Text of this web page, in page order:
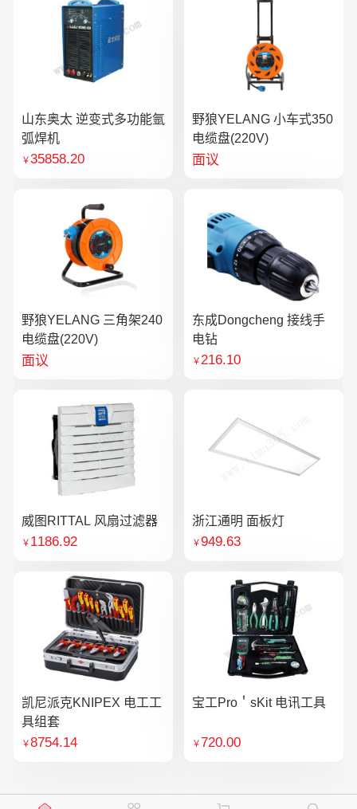
山东奥太 逆变式多功能氩
弧焊机
￥35858.20
野狼YELANG 小车式350
电缆盘(220V)
面议
野狼YELANG 三角架240
电缆盘(220V)
面议
东成Dongcheng 接线手
电钻
￥216.10
威图RITTAL 风扇过滤器
￥ 1186.92
浙江通明 面板灯
￥949.63
凯尼派克KNIPEX 电工工
具组套
￥8754.14
宝工Pro＇sKit 电讯工具
￥720.00